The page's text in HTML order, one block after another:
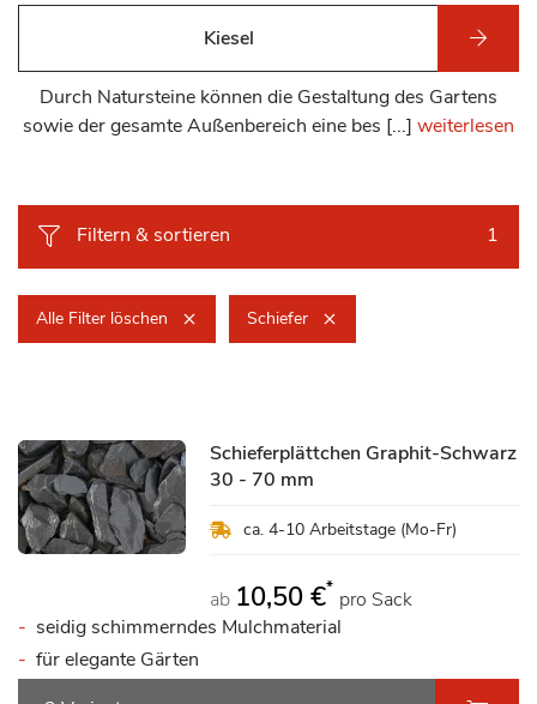
Kiesel
Durch Natursteine können die Gestaltung des Gartens
sowie der gesamte Außenbereich eine bes [...] weiterlesen
Filtern & sortieren 1
Alle Filter löschen Schiefer
Schieferplättchen Graphit-Schwarz
30 - 70 mm
ca. 4-10 Arbeitstage (Mo-Fr)
ab 10,50 €* pro Sack
seidig schimmerndes Mulchmaterial
für elegante Gärten